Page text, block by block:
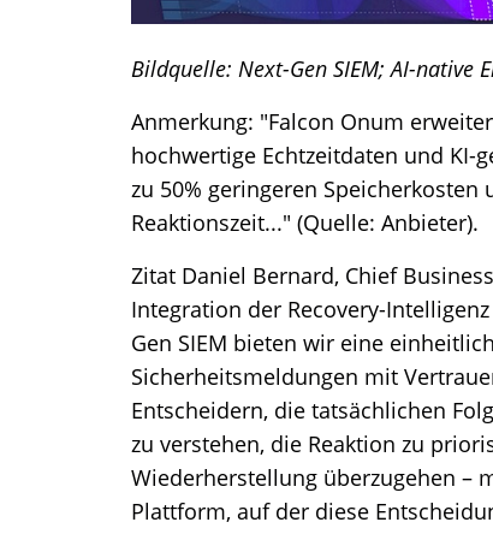
Bildquelle: Next-Gen SIEM; AI-native
Anmerkung: "Falcon Onum
hochwertige Echtzeitdaten und KI-
zu 50% geringeren
Reaktionszeit..." (Quelle: Anbieter).
Zitat Daniel Bernard, Chief
Integration der Recovery-
Gen SIEM bieten wir eine
Sicherheitsmeldungen mit
Entscheidern, die tatsächlichen
zu verstehen, die Reaktion zu
Wiederherstellung überzugehen –
Plattform, auf der diese